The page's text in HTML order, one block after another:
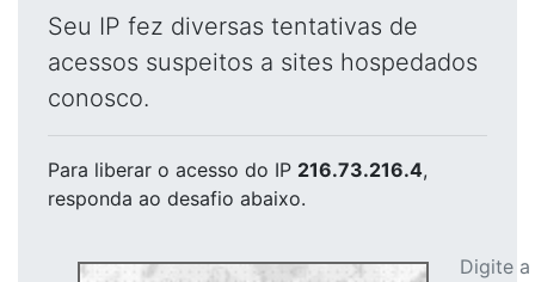
Seu IP fez diversas tentativas de
acessos suspeitos a sites hospedados
conosco.
Para liberar o acesso do IP 216.73.216.4,
responda ao desafio abaixo.
Digite